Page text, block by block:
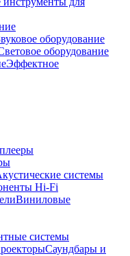
оборудование
оборудование
Эффектное
системы
Hi-Fi
Виниловые
системы
Саундбары и